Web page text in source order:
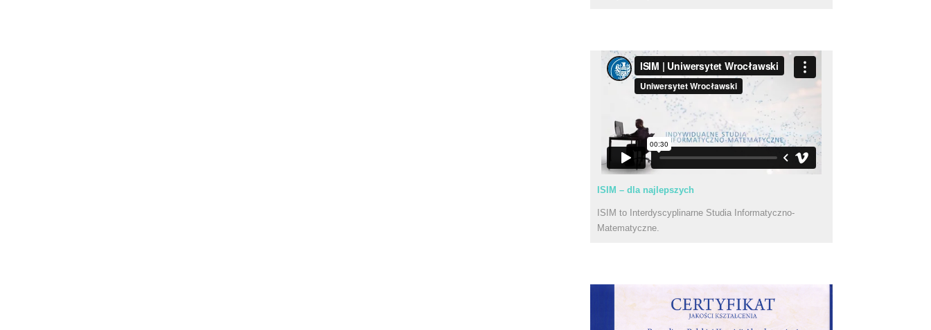
ISIM – dla najlepszych
ISIM to Interdyscyplinarne Studia Informatyczno-
Matematyczne.